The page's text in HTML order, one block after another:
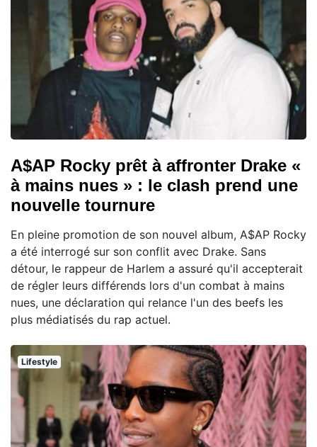
A$AP Rocky prêt à affronter Drake «
à mains nues » : le clash prend une
nouvelle tournure
En pleine promotion de son nouvel album, A$AP Rocky
a été interrogé sur son conflit avec Drake. Sans
détour, le rappeur de Harlem a assuré qu'il accepterait
de régler leurs différends lors d'un combat à mains
nues, une déclaration qui relance l'un des beefs les
plus médiatisés du rap actuel.
Lifestyle